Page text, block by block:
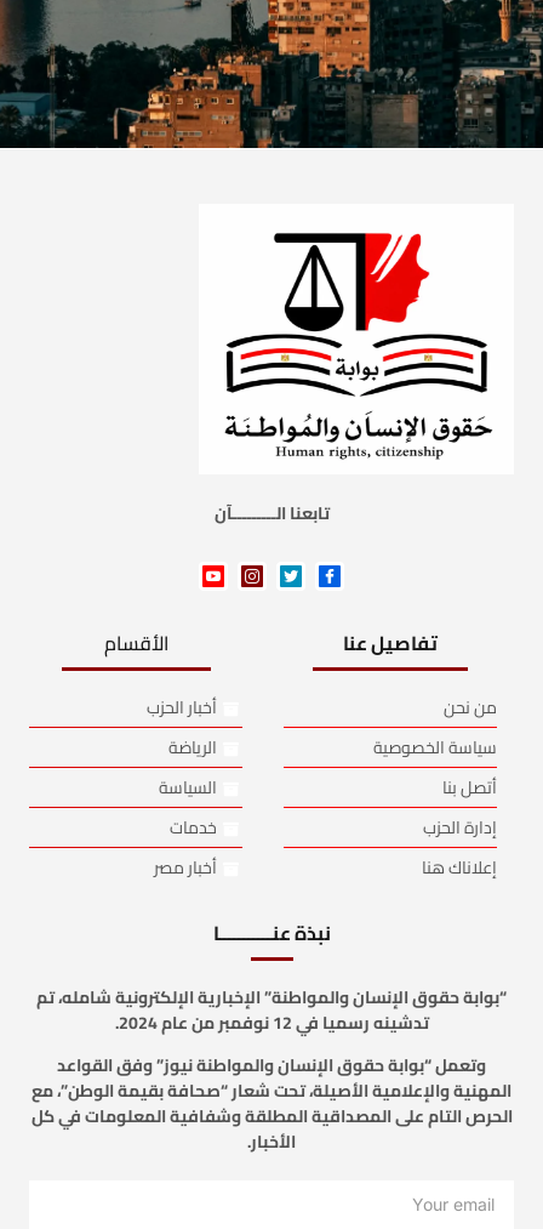
تابعنا الـــــــــآن
تفاصيل عنا
من نحن
سياسة الخصوصية
أتصل بنا
إدارة الحزب
إعلاناك هنا
الأقسام
أخبار الحزب
الرياضة
السياسة
خدمات
أخبار مصر
نبذة عنـــــــــــا
“بوابة حقوق الإنسان والمواطنة” الإخبارية الإلكترونية شامله، تم
تدشينه رسميا في 12 نوفمبر من عام 2024.
وتعمل “بوابة حقوق الإنسان والمواطنة نيوز” وفق القواعد
المهنية والإعلامية الأصيلة، تحت شعار “صحافة بقيمة الوطن”، مع
الحرص التام على المصداقية المطلقة وشفافية المعلومات في كل
الأخبار.